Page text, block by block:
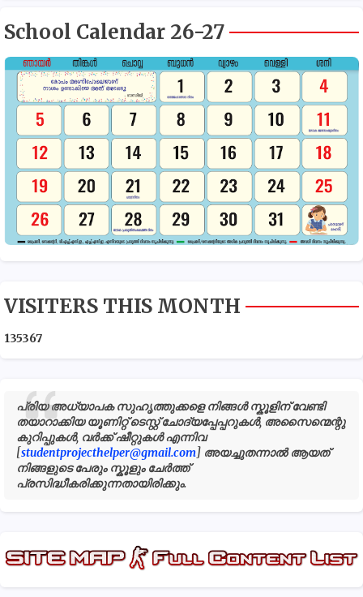
School Calendar 26-27
VISITERS THIS MONTH
135367
പ്രിയ അധ്യാപക സുഹൃത്തുക്കളെ നിങ്ങൾ സ്കൂളിന് വേണ്ടി
തയാറാക്കിയ യൂണിറ്റ് ടെസ്റ്റ് ചോദ്യപ്പേപ്പറുകൾ, അസൈന്മെന്റു
കുറിപ്പുകൾ, വർക്ക് ഷീറ്റുകൾ എന്നിവ
[studentprojecthelper@gmail.com] അയച്ചുതന്നാൽ ആയത്
നിങ്ങളുടെ പേരും സ്കൂളും ചേർത്ത്
പ്രസിദ്ധീകരിക്കുന്നതായിരിക്കും.